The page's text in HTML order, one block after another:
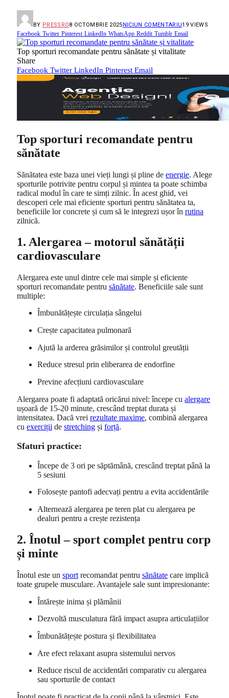
BY PRESSRO8 OCTOMBRIE 2025NICIUN COMENTARIU19VIEWS
Facebook Twitter Pinterest LinkedIn WhatsApp Reddit Tumblr Email
Top sporturi recomandate pentru sănătate și vitalitate
Share
Facebook Twitter LinkedIn Pinterest Email
Top sporturi recomandate pentru
sănătate
Sănătatea este baza unei vieți lungi și pline de energie. Alege
sporturile potrivite pentru corpul și mintea ta poate schimba
radical modul în care te simți zilnic. În acest ghid, vei
descoperi cele mai eficiente sporturi pentru sănătatea ta,
beneficiile lor concrete și cum să le integrezi ușor în rutina
zilnică.
1. Alergarea – motorul sănătății
cardiovasculare
Alergarea este unul dintre cele mai simple și eficiente
sporturi recomandate pentru sănătate. Beneficiile sale sunt
multiple:
Îmbunătățește circulația sângelui
Crește capacitatea pulmonară
Ajută la arderea grăsimilor și controlul greutății
Reduce stresul prin eliberarea de endorfine
Previne afecțiuni cardiovasculare
Alergarea poate fi adaptată oricărui nivel: începe cu alergare
ușoară de 15-20 minute, crescând treptat durata și
intensitatea. Dacă vrei rezultate maxime, combină alergarea
cu exerciții de stretching și forță.
Sfaturi practice:
Începe de 3 ori pe săptămână, crescând treptat până la
5 sesiuni
Folosește pantofi adecvați pentru a evita accidentările
Alternează alergarea pe teren plat cu alergarea pe
dealuri pentru a crește rezistența
2. Înotul – sport complet pentru corp
și minte
Înotul este un sport recomandat pentru sănătate care implică
toate grupele musculare. Avantajele sale sunt impresionante:
Întărește inima și plămânii
Dezvoltă musculatura fără impact asupra articulațiilor
Îmbunătățește postura și flexibilitatea
Are efect relaxant asupra sistemului nervos
Reduce riscul de accidentări comparativ cu alergarea
sau sporturile de contact